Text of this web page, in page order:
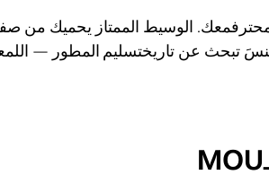
محترفمعك. الوسيط الممتاز يحميك من
تنسَ تبحث عن تاريختسليم المطور —